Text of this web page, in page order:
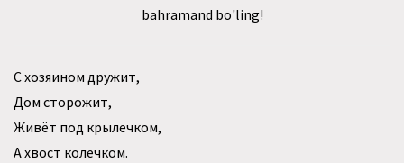
bahramand bo'ling!
С хозяином дружит,
Дом сторожит,
Живёт под крылечком,
А хвост колечком.